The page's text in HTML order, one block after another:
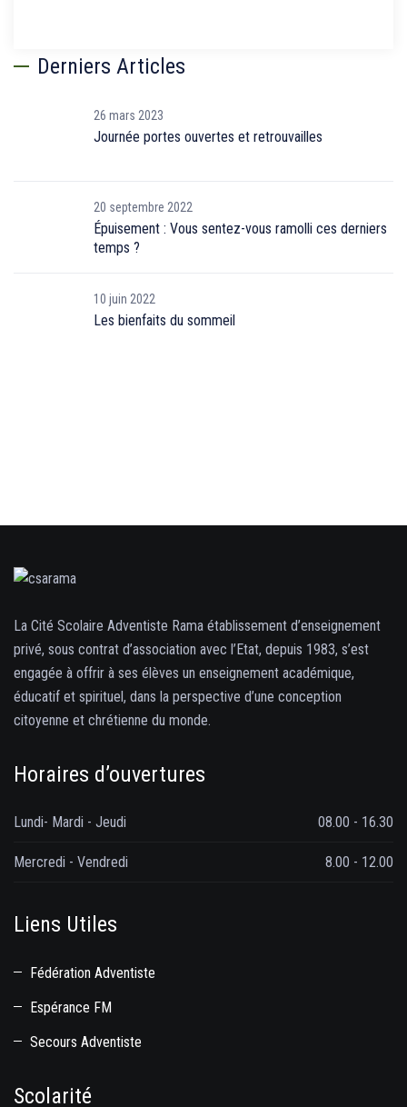
Derniers Articles
26 mars 2023
Journée portes ouvertes et retrouvailles
20 septembre 2022
Épuisement : Vous sentez-vous ramolli ces derniers
temps ?
10 juin 2022
Les bienfaits du sommeil
La Cité Scolaire Adventiste Rama établissement d’enseignement
privé, sous contrat d’association avec l’Etat, depuis 1983, s’est
engagée à offrir à ses élèves un enseignement académique,
éducatif et spirituel, dans la perspective d’une conception
citoyenne et chrétienne du monde.
Horaires d’ouvertures
Lundi- Mardi - Jeudi 08.00 - 16.30
Mercredi - Vendredi 8.00 - 12.00
Liens Utiles
Fédération Adventiste
Espérance FM
Secours Adventiste
Scolarité